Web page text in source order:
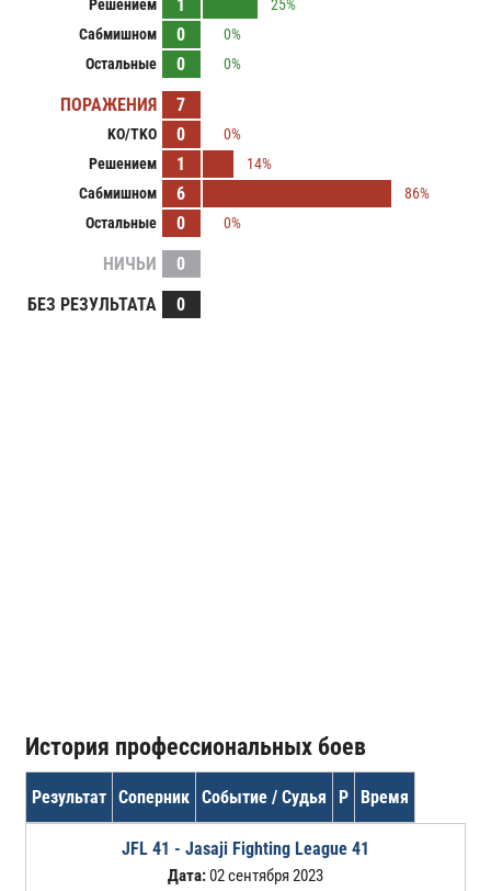
Решением
1
25%
Сабмишном
0
0%
Остальные
0 0%
ПОРАЖЕНИЯ 7
KO/TKO 0
0%
Решением
1
14%
Сабмишном
6
86%
Остальные
0 0%
НИЧЬИ
0
БЕЗ РЕЗУЛЬТАТА
0
История профессиональных боев
Результат Соперник Событие / Судья Р Время
JFL 41 - Jasaji Fighting League 41
Дата:02 сентября 2023